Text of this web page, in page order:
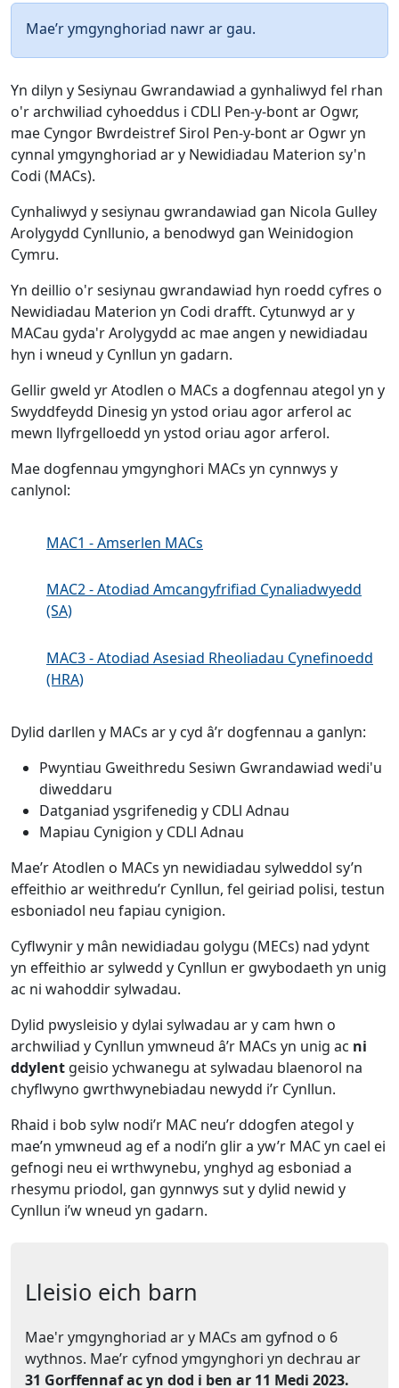
Mae’r ymgynghoriad nawr ar gau.
Yn dilyn y Sesiynau Gwrandawiad a gynhaliwyd fel rhan
o'r archwiliad cyhoeddus i CDLl Pen-y-bont ar Ogwr,
mae Cyngor Bwrdeistref Sirol Pen-y-bont ar Ogwr yn
cynnal ymgynghoriad ar y Newidiadau Materion sy'n
Codi (MACs).
Cynhaliwyd y sesiynau gwrandawiad gan Nicola Gulley
Arolygydd Cynllunio, a benodwyd gan Weinidogion
Cymru.
Yn deillio o'r sesiynau gwrandawiad hyn roedd cyfres o
Newidiadau Materion yn Codi drafft. Cytunwyd ar y
MACau gyda'r Arolygydd ac mae angen y newidiadau
hyn i wneud y Cynllun yn gadarn.
Gellir gweld yr Atodlen o MACs a dogfennau ategol yn y
Swyddfeydd Dinesig yn ystod oriau agor arferol ac
mewn llyfrgelloedd yn ystod oriau agor arferol.
Mae dogfennau ymgynghori MACs yn cynnwys y
canlynol:
MAC1 - Amserlen MACs
MAC2 - Atodiad Amcangyfrifiad Cynaliadwyedd
(SA)
MAC3 - Atodiad Asesiad Rheoliadau Cynefinoedd
(HRA)
Dylid darllen y MACs ar y cyd â’r dogfennau a ganlyn:
Pwyntiau Gweithredu Sesiwn Gwrandawiad wedi'u
diweddaru
Datganiad ysgrifenedig y CDLl Adnau
Mapiau Cynigion y CDLl Adnau
Mae’r Atodlen o MACs yn newidiadau sylweddol sy’n
effeithio ar weithredu’r Cynllun, fel geiriad polisi, testun
esboniadol neu fapiau cynigion.
Cyflwynir y mân newidiadau golygu (MECs) nad ydynt
yn effeithio ar sylwedd y Cynllun er gwybodaeth yn unig
ac ni wahoddir sylwadau.
Dylid pwysleisio y dylai sylwadau ar y cam hwn o
archwiliad y Cynllun ymwneud â’r MACs yn unig ac ni
ddylent geisio ychwanegu at sylwadau blaenorol na
chyflwyno gwrthwynebiadau newydd i’r Cynllun.
Rhaid i bob sylw nodi’r MAC neu’r ddogfen ategol y
mae’n ymwneud ag ef a nodi’n glir a yw’r MAC yn cael ei
gefnogi neu ei wrthwynebu, ynghyd ag esboniad a
rhesymu priodol, gan gynnwys sut y dylid newid y
Cynllun i’w wneud yn gadarn.
Lleisio eich barn
Mae'r ymgynghoriad ar y MACs am gyfnod o 6
wythnos. Mae’r cyfnod ymgynghori yn dechrau ar
31 Gorffennaf ac yn dod i ben ar 11 Medi 2023.